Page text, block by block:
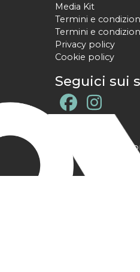
Media Kit
Termini e
Termini e
Privacy policy
Cookie policy
Seguici sui
@